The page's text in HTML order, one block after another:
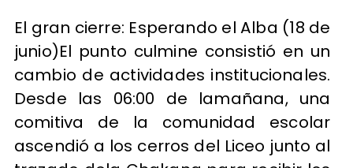
El gran cierre: Esperando el Alba (18 de
junio)El punto culmine consistió en un
cambio de actividades institucionales.
Desde las 06:00 de lamañana, una
comitiva de la comunidad escolar
ascendió a los cerros del Liceo junto al